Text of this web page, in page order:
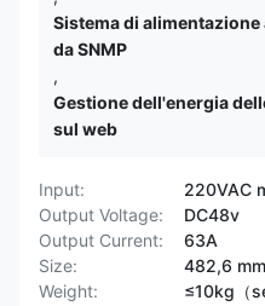
Sistema di
da SNMP
,
Gestione dell'energia
sul web
Input:
220VAC
Output Voltage:
DC48v
Output Current:
63A
Size:
482,6
Weight:
≤10kg（